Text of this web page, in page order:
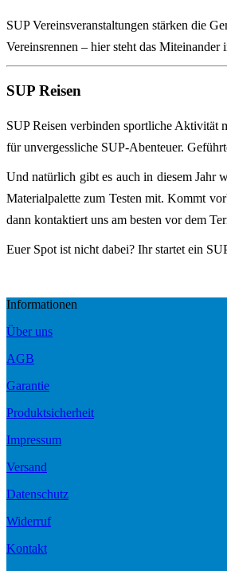
SUP Vereinsveranstaltungen stärken die
Vereinsrennen – hier steht das
SUP Reisen
SUP Reisen verbinden sportliche Aktivität
für unvergessliche SUP‑Abenteuer.
Und natürlich gibt es auch in diesem Jahr
Materialpalette zum Testen mit. Kommt
dann kontaktiert uns am besten vor dem
Euer Spot ist nicht dabei? Ihr startet ein
Informationen
Über uns
AGB
Garantie
Produktsicherheit
Impressum
Versand
Datenschutz
Widerruf
Kontakt